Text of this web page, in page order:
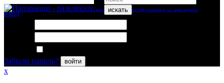
искать
вход
Забыли пароль?
войти
x